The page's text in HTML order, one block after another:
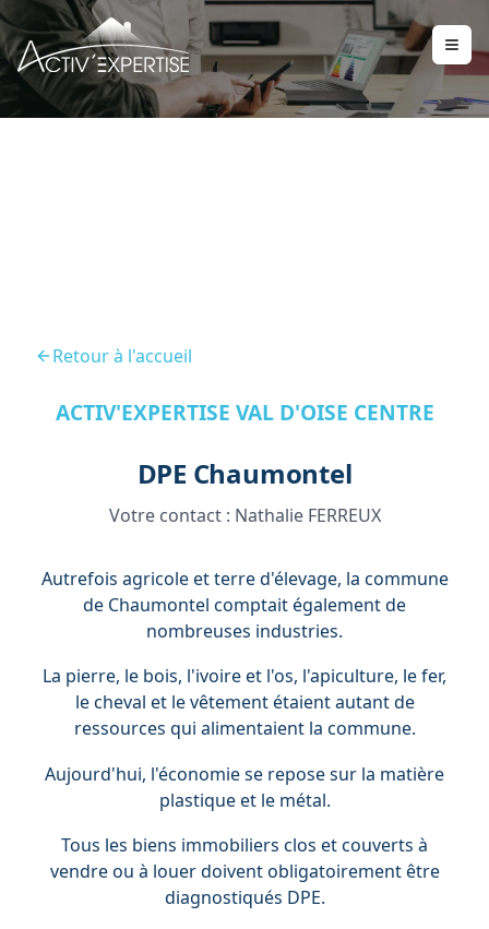
Retour à l'accueil
ACTIV'EXPERTISE VAL D'OISE CENTRE
DPE Chaumontel
Votre contact : Nathalie FERREUX
Autrefois agricole et terre d'élevage, la commune
de Chaumontel comptait également de
nombreuses industries.
La pierre, le bois, l'ivoire et l'os, l'apiculture, le fer,
le cheval et le vêtement étaient autant de
ressources qui alimentaient la commune.
Aujourd'hui, l'économie se repose sur la matière
plastique et le métal.
Tous les biens immobiliers clos et couverts à
vendre ou à louer doivent obligatoirement être
diagnostiqués DPE.